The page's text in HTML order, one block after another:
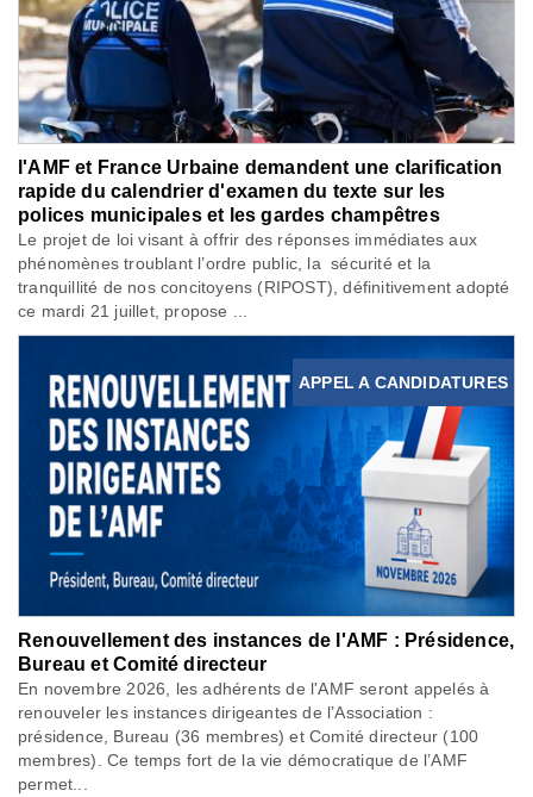
l'AMF et France Urbaine demandent une clarification
rapide du calendrier d'examen du texte sur les
polices municipales et les gardes champêtres
Le projet de loi visant à offrir des réponses immédiates aux
phénomènes troublant l’ordre public, la sécurité et la
tranquillité de nos concitoyens (RIPOST), définitivement adopté
ce mardi 21 juillet, propose ...
APPEL A CANDIDATURES
Renouvellement des instances de l'AMF : Présidence,
Bureau et Comité directeur
En novembre 2026, les adhérents de l'AMF seront appelés à
renouveler les instances dirigeantes de l’Association :
présidence, Bureau (36 membres) et Comité directeur (100
membres). Ce temps fort de la vie démocratique de l’AMF
permet...